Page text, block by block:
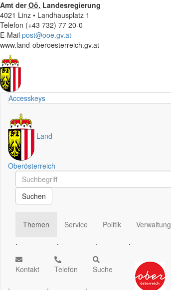
Amt derOö. Landesregierung
4021 Linz • Landhausplatz 1
Telefon (+43 732) 77 20-0
E-Mail post@ooe.gv.at
www.land-oberoesterreich.gv.at
Accesskeys
Land
Oberösterreich
Schnellsuche
Schnellsuche
Suchen
Themen
.
Service
.
Politik
.
Verwaltung
.
Kontakt
.
Telefon
.
Suche
.